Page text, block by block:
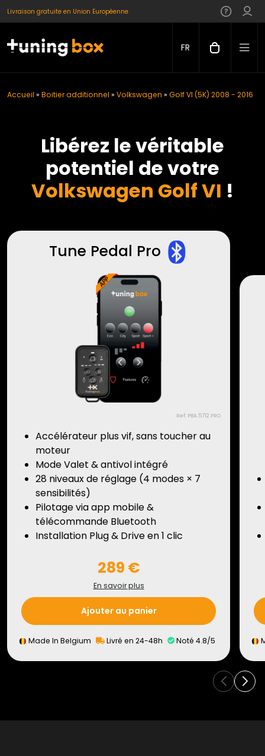
Livraison gratuite en Union Européenne
FR
Accueil » Boitier additionnel » Volkswagen » Golf VI (5K) 2008 - 2016
Libérez le véritable
potentiel de votre
Volkswagen Golf VI !
Tune Pedal Pro
Ref: PBA.5712.PRO
Accélérateur plus vif, sans toucher au
moteur
Mode Valet & antivol intégré
28 niveaux de réglage (4 modes × 7
sensibilités)
Pilotage via app mobile &
télécommande Bluetooth
Installation Plug & Drive en 1 clic
289 €
En savoir plus
Ajouter au panier
Made In Belgium Livré en 24-48h Noté 4.8/5